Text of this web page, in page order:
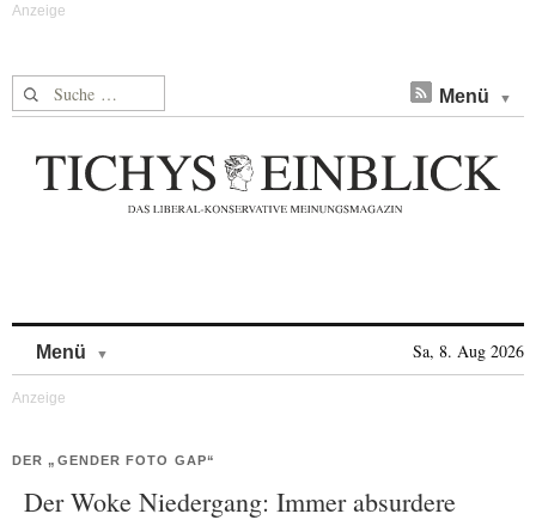
Suche nach: Menü
Menü Sa, 8. Aug 2026
DER „GENDER FOTO GAP“
Der Woke Niedergang: Immer absurdere